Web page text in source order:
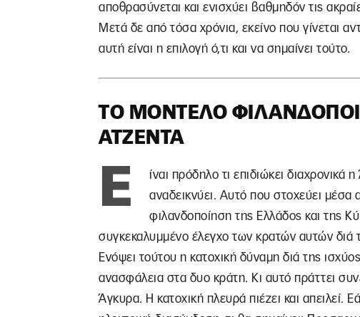
αποθρασύνεται και ενισχύει βαθμηδόν τις
Μετά δε από τόσα χρόνια, εκείνο που γίνεται
αυτή είναι η επιλογή ό,τι και να σημαίνει τούτο.
ΤΟ ΜΟΝΤΈΛΟ
ΑΤΖΈΝΤΑ
Ε
ίναι πρόδηλο τι επιδιώκει
αναδεικνύει. Αυτό που στοχεύει μέσα
φιλανδοποίηση της Ελλάδος και της
συγκεκαλυμμένο έλεγχο των κρατών αυτών
Ενόψει τούτου η κατοχική δύναμη διά της
ανασφάλεια στα δυο κράτη. Κι αυτό πράττει
Άγκυρα. Η κατοχική πλευρά πιέζει και απειλεί.